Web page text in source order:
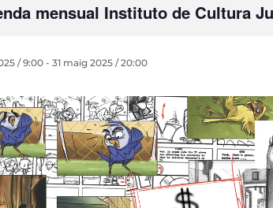
mensual Instituto de Cultura
/ 9:00 -31 maig 2025 / 20:00